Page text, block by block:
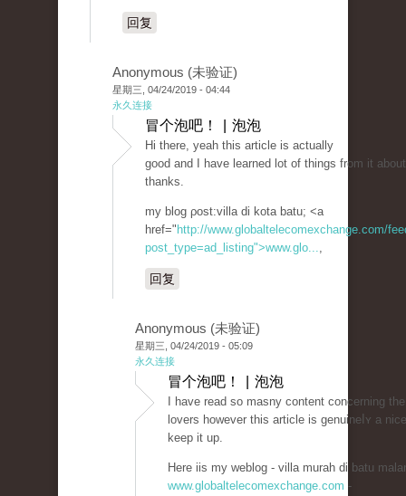
回复
Anonymous (未验证)
星期三, 04/24/2019 - 04:44
永久连接
冒个泡吧！ | 泡泡
Hi thеre, yeah this article is actually
good and I have learned lot of things from it
thanks.
my blog ρost:villa di kota batu; <a
href=" http://www.globaltelecomexchange.com/
post_type=ad_listing">www.glo...,
回复
Anonymous (未验证)
星期三, 04/24/2019 - 05:09
永久连接
冒个泡吧！ | 泡泡
I have read so masny contеnt concerning
lovers however this article is genuineⅼʏ a
keep it up.
Here iis my weblog - villa murah di batu
www.globaltelecomexchange.com -